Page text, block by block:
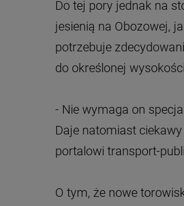
Do tej pory jednak na
jesienią na Obozowej,
potrzebuje
do określonej
- Nie wymaga on
Daje natomiast
portalowi transport-
O tym, że nowe